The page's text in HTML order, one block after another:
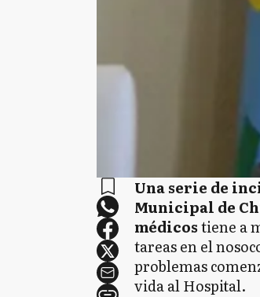
Una serie de
Municipal de
médicostiene a
tareas en el
problemas
vida al Hospital.